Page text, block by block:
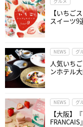
【いちご
スイーツ9
NEWS グ
人気いち
ンホテル
NEWS グ
【大阪】
FRANCAIS